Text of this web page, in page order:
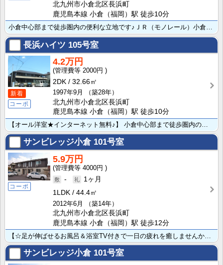
北九州市小倉北区長浜町
鹿児島本線 小倉（福岡）駅 徒歩10分
長浜ハイツ 105号室
新着
コーポ
4.2万円
2000円
2DK
32.66㎡
1997年9月
（築28年）
北九州市小倉北区長浜町
鹿児島本線 小倉（福岡）駅 徒歩10分
サンビレッジ小倉 101号室
コーポ
5.9万円
4000円
-
1ヶ月
1LDK
44.4㎡
2012年6月
（築14年）
北九州市小倉北区長浜町
鹿児島本線 小倉（福岡）駅 徒歩12分
サンビレッジ小倉 101号室